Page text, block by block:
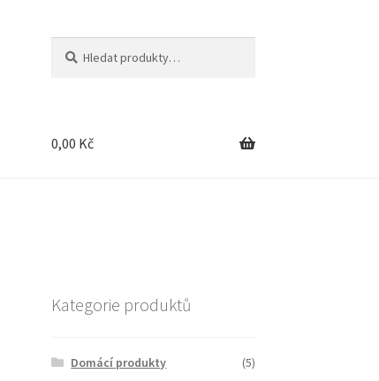
0,00 Kč
Kategorie produktů
Domácí produkty
(5)